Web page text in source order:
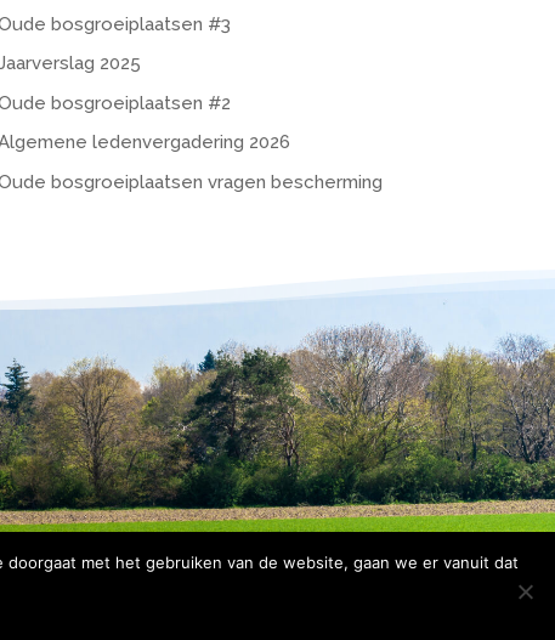
bosgroeiplaatsen #3
2025
bosgroeiplaatsen #2
ledenvergadering 2026
bosgroeiplaatsen vragen bescherming
met het gebruiken van de website, gaan we er vanuit dat